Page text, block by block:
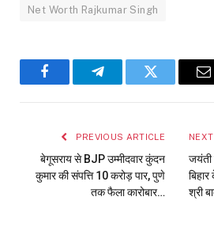
Net Worth Rajkumar Singh
FacebookTelegramTwitter
PREVIOUS ARTICLE
बेगूसराय से BJP उम्मीदवार कुंदन
कुमार की संपत्ति 10 करोड़ पार, पुणे
तक फैला कारोबार…
जयंती
श्री